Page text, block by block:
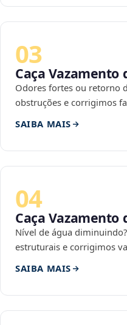
03
Caça Vazamento
Odores fortes ou retorno
obstruções e corrigimos
SAIBA MAIS
04
Caça Vazamento
Nível de água
estruturais e corrigimos
SAIBA MAIS